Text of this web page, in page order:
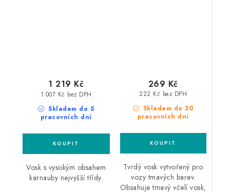
Skladem do 5
pracovních dní
1 007 Kč bez DPH
1 219 Kč
Vosk s vysokým obsahem
karnauby nejvyšší třídy.
Skladem do 20
pracovních dní
222 Kč bez DPH
269 Kč
Tvrdý vosk vytvořený pro
vozy tmavých barev.
Obsahuje tmavý včelí vosk,